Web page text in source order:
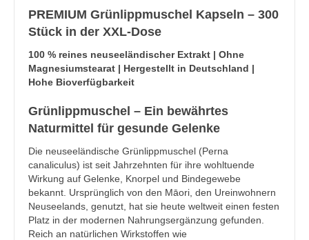
PREMIUM Grünlippmuschel Kapseln – 300
Stück in der XXL-Dose
100 % reines neuseeländischer Extrakt | Ohne
Magnesiumstearat | Hergestellt in Deutschland |
Hohe Bioverfügbarkeit
Grünlippmuschel – Ein bewährtes
Naturmittel für gesunde Gelenke
Die neuseeländische Grünlippmuschel (Perna
canaliculus) ist seit Jahrzehnten für ihre wohltuende
Wirkung auf Gelenke, Knorpel und Bindegewebe
bekannt. Ursprünglich von den Māori, den Ureinwohnern
Neuseelands, genutzt, hat sie heute weltweit einen festen
Platz in der modernen Nahrungsergänzung gefunden.
Reich an natürlichen Wirkstoffen wie